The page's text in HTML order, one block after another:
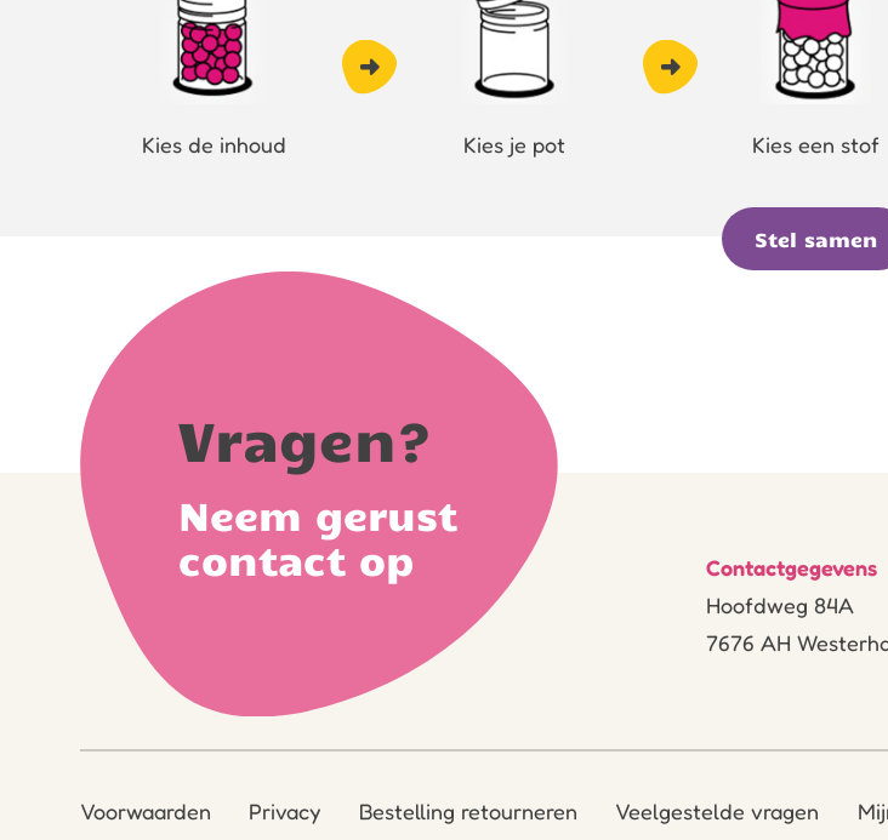
Kies de inhoud Kies je pot Kies een stof
Stel samen
Vragen?
Neem gerust
contact op
Contactgegevens
Hoofdweg 84A
7676 AH
Voorwaarden Privacy Bestelling retourneren Veelgestelde vragen